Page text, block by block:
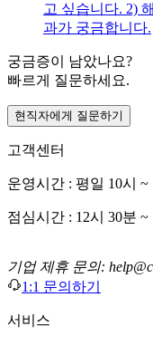
고 싶습니다. 2)
과가 궁금합니다.
궁금증이 남았나요?
빠르게 질문하세요.
현직자에게 질문하기
고객센터
운영시간 : 평일 10시
점심시간 : 12시 30분 ~
기업 제휴 문의:
1:1 문의하기
서비스